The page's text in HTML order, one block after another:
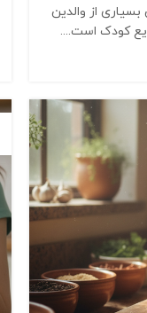
از والدین
کودک است....